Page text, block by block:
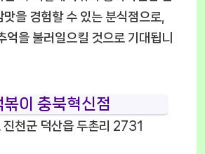
을 경험할 수 있는 분식점으로,
억을 불러일으킬 것으로 기대됩니
이 충북혁신점
진천군 덕산읍 두촌리 2731